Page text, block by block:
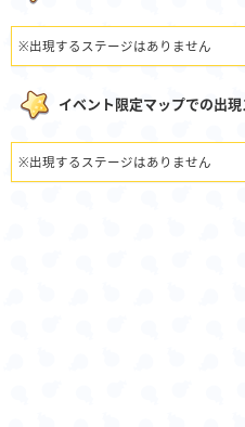
※出現するステージはありません
イベント限定マップでの出
※出現するステージはありません